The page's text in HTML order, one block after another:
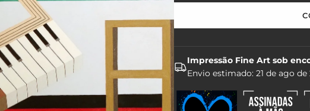
Impressão Fine Art sob
Envio estimado: 21 de ago de